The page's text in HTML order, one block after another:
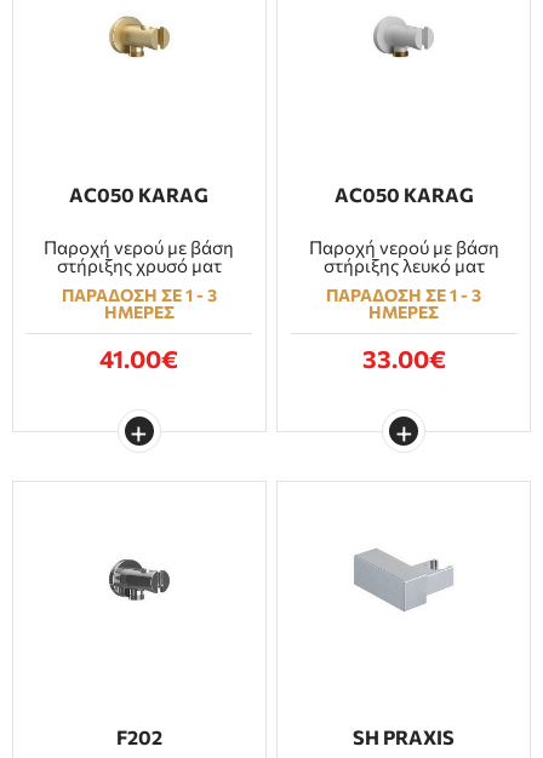
AC050 KARAG
Παροχή νερού με βάση
στήριξης χρυσό ματ
ΠΑΡΑΔΟΣΗ ΣΕ 1 - 3
ΗΜΕΡΕΣ
41.00€
AC050 KARAG
Παροχή νερού με βάση
στήριξης λευκό ματ
ΠΑΡΑΔΟΣΗ ΣΕ 1 - 3
ΗΜΕΡΕΣ
33.00€
F202 SH PRAXIS